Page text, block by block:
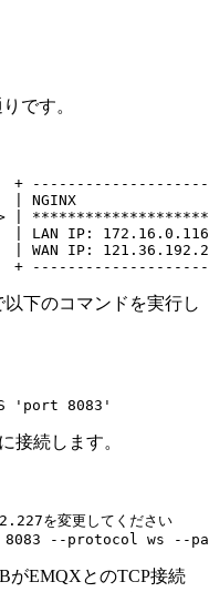
です。
+
| NGINX
|
IP:
| WAN IP:
下のコマンドを実行し
接続します。
を変更してください
がEMQXとのTCP接続